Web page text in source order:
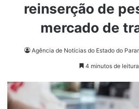
reinserção de
mercado de
Agência de Notícias do Estado do
4 minutos de leitura